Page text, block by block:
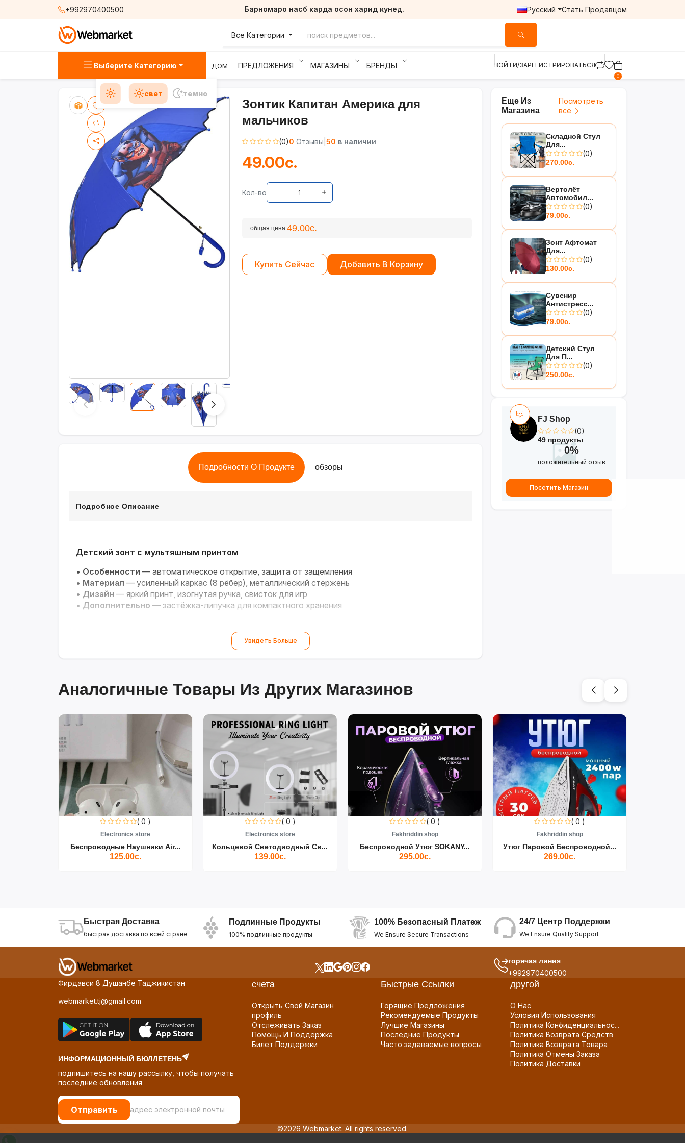
+992970400500 Барномаро насб карда осон харид кунед. Русский Стать Продавцом
Все Категории
Выберите Категорию ДОМ ПРЕДЛОЖЕНИЯ МАГАЗИНЫ БРЕНДЫ ВОЙТИ/ЗАРЕГИСТРИРОВАТЬСЯ
0
свет темно
Зонтик Капитан Америка для
мальчиков
(0)0 Отзывы 50 в наличии
49.00с.
Кол-во
общая цена:49.00с.
Купить Сейчас Добавить В Корзину
Подробности О Продукте обзоры
Подробное Описание
Детский зонт с мультяшным принтом
• Особенности — автоматическое открытие, защита от защемления
• Материал — усиленный каркас (8 рёбер), металлический стержень
• Дизайн — яркий принт, изогнутая ручка, свисток для игр
• Дополнительно — застёжка-липучка для компактного хранения
Увидеть Больше
Еще Из
Магазина
Посмотреть
все
Складной Стул
Для...
(0)
270.00с.
Вертолёт
Автомобил...
(0)
79.00с.
Зонт Афтомат
Для...
(0)
130.00с.
Сувенир
Антистресс...
(0)
79.00с.
Детский Стул
Для П...
(0)
250.00с.
FJ Shop
(0)
49 продукты
0%
положительный отзыв
Посетить Магазин
Аналогичные Товары Из Других Магазинов
( 0 )
Electronics store
Беспроводные Наушники Air...
125.00с.
( 0 )
Electronics store
Кольцевой Светодиодный Св...
139.00с.
( 0 )
Fakhriddin shop
Беспроводной Утюг SOKANY...
295.00с.
( 0 )
Fakhriddin shop
Утюг Паровой Беспроводной...
269.00с.
Быстрая Доставка
быстрая доставка по всей стране
Подлинные Продукты
100% подлинные продукты
100% Безопасный Платеж
We Ensure Secure Transactions
24/7 Центр Поддержки
We Ensure Quality Support
горячая линия
+992970400500
Фирдавси 8 Душанбе Таджикистан
webmarket.tj@gmail.com
ИНФОРМАЦИОННЫЙ БЮЛЛЕТЕНЬ
подпишитесь на нашу рассылку, чтобы получать
последние обновления
Отправить
счета
Открыть Свой Магазин
профиль
Отслеживать Заказ
Помощь И Поддержка
Билет Поддержки
Быстрые Ссылки
Горящие Предложения
Рекомендуемые Продукты
Лучшие Магазины
Последние Продукты
Часто задаваемые вопросы
другой
О Нас
Условия Использования
Политика Конфиденциальнос...
Политика Возврата Средств
Политика Возврата Товара
Политика Отмены Заказа
Политика Доставки
©2026 Webmarket. All rights reserved.